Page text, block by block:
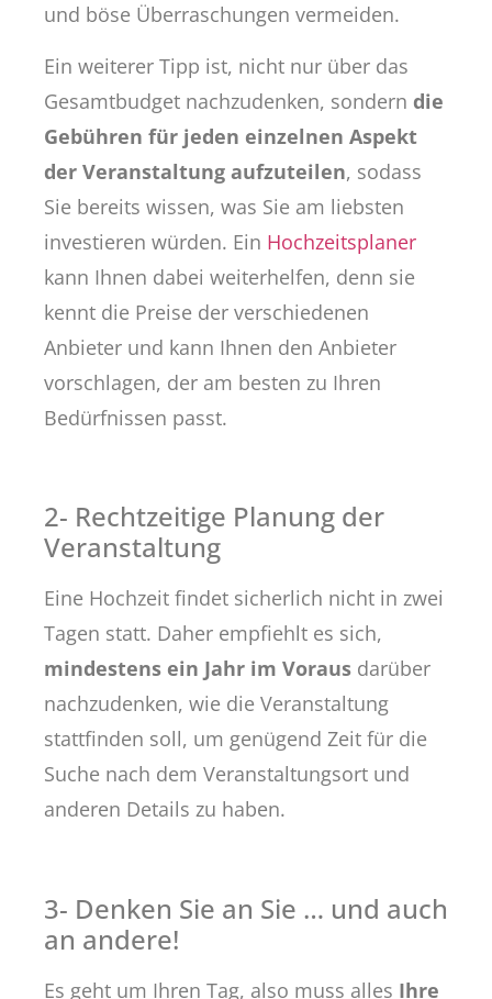
und böse Überraschungen vermeiden.
Ein weiterer Tipp ist, nicht nur über das
Gesamtbudget nachzudenken, sondern die
Gebühren für jeden einzelnen Aspekt
der Veranstaltung aufzuteilen, sodass
Sie bereits wissen, was Sie am liebsten
investieren würden. Ein Hochzeitsplaner
kann Ihnen dabei weiterhelfen, denn sie
kennt die Preise der verschiedenen
Anbieter und kann Ihnen den Anbieter
vorschlagen, der am besten zu Ihren
Bedürfnissen passt.
2- Rechtzeitige Planung der
Veranstaltung
Eine Hochzeit findet sicherlich nicht in zwei
Tagen statt. Daher empfiehlt es sich,
mindestens ein Jahr im Voraus darüber
nachzudenken, wie die Veranstaltung
stattfinden soll, um genügend Zeit für die
Suche nach dem Veranstaltungsort und
anderen Details zu haben.
3- Denken Sie an Sie … und auch
an andere!
Es geht um Ihren Tag, also muss alles Ihre